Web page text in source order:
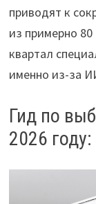
приводят к
из примерно
квартал
именно из-за
Гид по
2026